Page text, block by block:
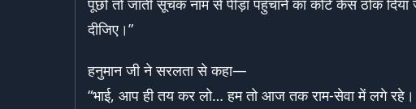
दीजिए।”
हनुमान जी ने सरलता से कहा—
“भाई, आप ही तय कर लो… हम तो आज तक राम-सेवा में लगे